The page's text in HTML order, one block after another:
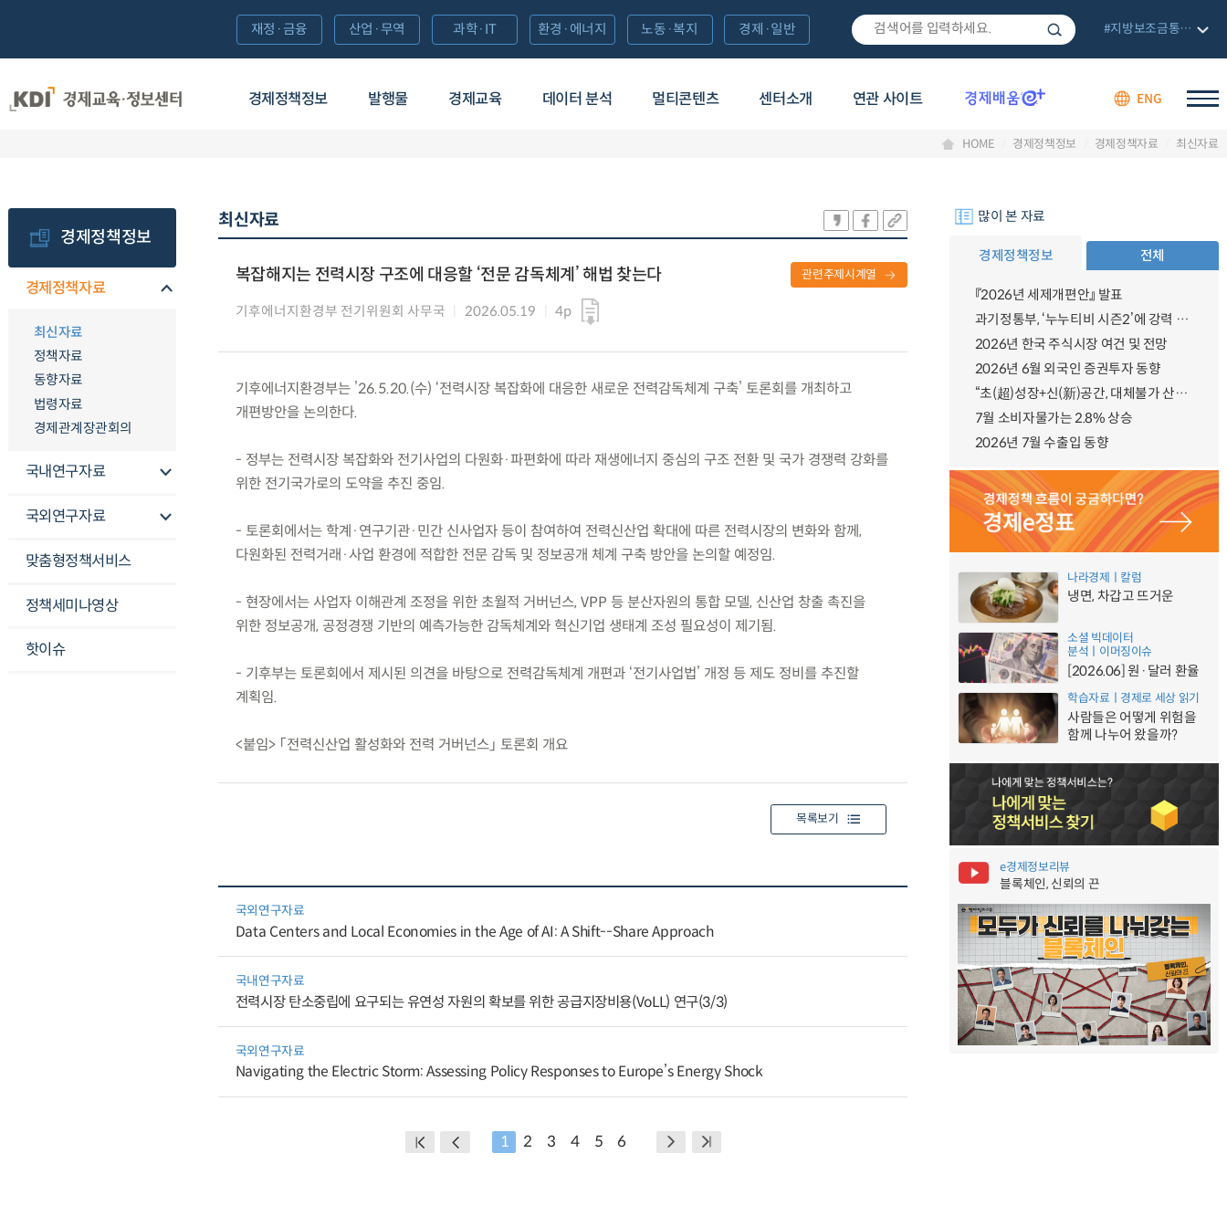
경제정책정보 발행물 경제교육 데이터 분석 멀티콘텐츠 센터소개 연관 사이트 ENG
재정·금융 산업·무역 과학·IT 환경·에너지 노동·복지 경제·일반 #지방보조금통합관리망
HOME 경제정책정보 경제정책자료 최신자료
경제정책정보
경제정책자료
최신자료
정책자료
동향자료
법령자료
경제관계장관회의
국내연구자료
국외연구자료
맞춤형정책서비스
정책세미나영상
핫이슈
최신자료
복잡해지는 전력시장 구조에 대응할 ‘전문 감독체계’ 해법 찾는다
기후에너지환경부 전기위원회 사무국 2026.05.19 4p
관련주제시계열
기후에너지환경부는 ’26.5.20.(수) ‘전력시장 복잡화에 대응한 새로운 전력감독체계 구축’ 토론회를 개최하고
개편방안을 논의한다.
- 정부는 전력시장 복잡화와 전기사업의 다원화·파편화에 따라 재생에너지 중심의 구조 전환 및 국가 경쟁력 강화를
위한 전기국가로의 도약을 추진 중임.
- 토론회에서는 학계·연구기관·민간 신사업자 등이 참여하여 전력신산업 확대에 따른 전력시장의 변화와 함께,
다원화된 전력거래·사업 환경에 적합한 전문 감독 및 정보공개 체계 구축 방안을 논의할 예정임.
- 현장에서는 사업자 이해관계 조정을 위한 초월적 거버넌스, VPP 등 분산자원의 통합 모델, 신산업 창출 촉진을
위한 정보공개, 공정경쟁 기반의 예측가능한 감독체계와 혁신기업 생태계 조성 필요성이 제기됨.
- 기후부는 토론회에서 제시된 의견을 바탕으로 전력감독체계 개편과 ‘전기사업법’ 개정 등 제도 정비를 추진할
계획임.
<붙임> 「전력신산업 활성화와 전력 거버넌스」 토론회 개요
목록보기
국외연구자료
Data Centers and Local Economies in the Age of AI: A Shift--Share Approach
국내연구자료
전력시장 탄소중립에 요구되는 유연성 자원의 확보를 위한 공급지장비용(VoLL) 연구(3/3)
국외연구자료
Navigating the Electric Storm: Assessing Policy Responses to Europe’s Energy Shock
1 2 3 4 5 6
많이 본 자료
경제정책정보 전체
『2026년 세제개편안』 발표
과기정통부, ‘누누티비 시즌2’에 강력 대응 의지 밝혀
2026년 한국 주식시장 여건 및 전망
2026년 6월 외국인 증권투자 동향
“초(超)성장+신(新)공간, 대체불가 산업강국”
7월 소비자물가는 2.8% 상승
2026년 7월 수출입 동향
나라경제ㅣ칼럼
냉면, 차갑고 뜨거운
소셜 빅데이터
분석ㅣ이머징이슈
[2026.06] 원·달러 환율
학습자료ㅣ경제로 세상 읽기
사람들은 어떻게 위험을
함께 나누어 왔을까?
e경제정보리뷰
블록체인, 신뢰의 끈